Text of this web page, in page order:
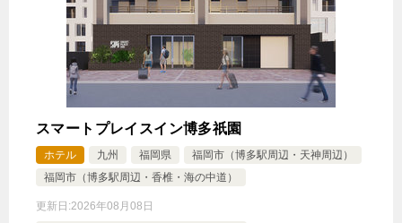
スマートプレイスイン博多祇園
ホテル 九州 福岡県
福岡市（博多駅周辺・天神周辺）
福岡市（博多駅周辺・香椎・海の中道）
更新日:2026年08月08日